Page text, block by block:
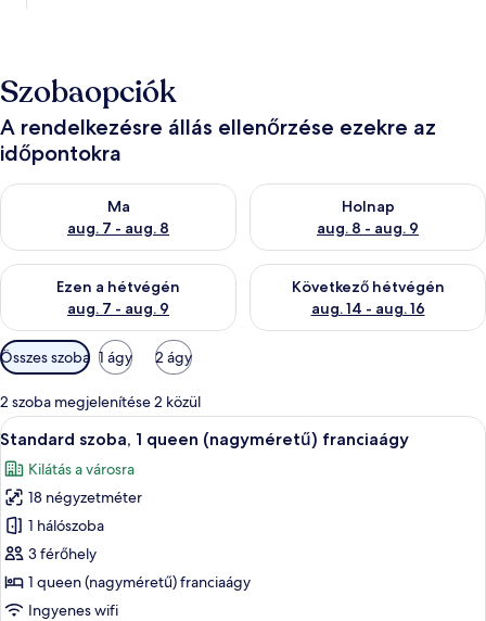
Szobaopciók
A rendelkezésre állás ellenőrzése ezekre az
időpontokra
Ma
aug. 7 - aug. 8
A ma esti rendelkezésre állás ellenőrzése: aug. 7 - aug. 8
Holnap
aug. 8 - aug. 9
A holnapi rendelkezésre állás
Ezen a hétvégén
aug. 7 - aug. 9
A mostani hétvégi rendelkezésre állás ellenőrzése: aug. 7 -
Következő hétvégén
aug. 14 - aug. 16
A következő hétvégi
Szobákhoz
rendelkezésre
álló
szűrők
Összes szoba 1 ágy 2 ágy
2 szoba megjelenítése 2 közül
A
következő
szoba
összes
képének
megtekintése:
Standard
szoba,
Egy szállodai szoba, amelyben egy
10
Standard szoba, 1 queen (nagyméretű) franciaágy
Kilátás a városra
18 négyzetméter
1 hálószoba
3 férőhely
1 queen (nagyméretű) franciaágy
Ingyenes wifi